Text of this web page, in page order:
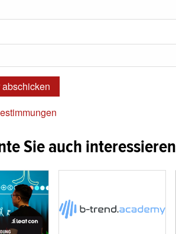
Sie auch interessieren